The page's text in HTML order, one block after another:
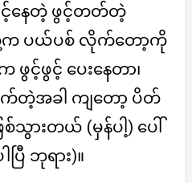
င့်နေတဲ့ ဖွင့်တတ်တဲ့
တို့က ပယ်ပစ် လိုက်တော့ကို
င့်ဖွင့် ပေးနေတာ၊
အခါ ကျတော့ ပိတ်
စ်သွားတယ် (မှန်ပါ့) ပေါ်
ပြီ ဘုရား)။